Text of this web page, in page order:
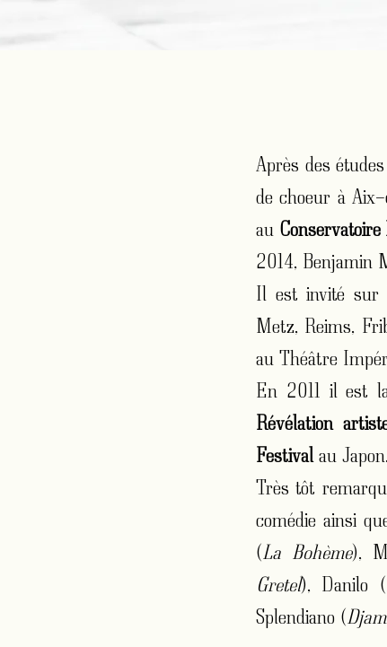
Après des
de choeur à
au
2014, Benjamin
Il est invité sur
Metz, Reims,
au Théâtre
En 2011 il est
Révélation
Festival au Japon.
Très tôt
comédie ainsi
(La Bohème),
Gretel), Danilo (
Splendiano (